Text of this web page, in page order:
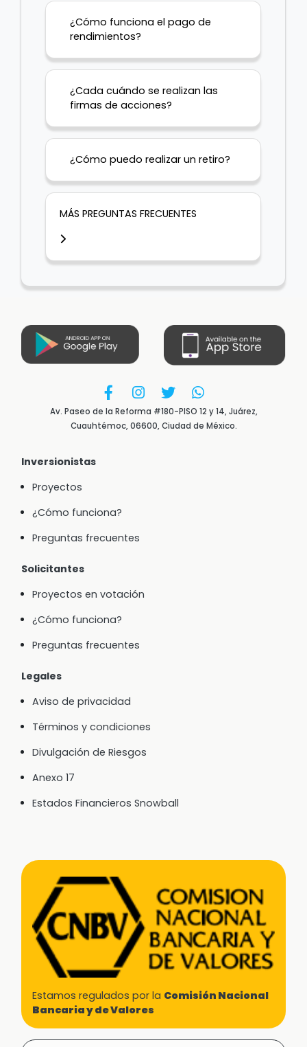
¿Cómo funciona el pago de
rendimientos?
¿Cada cuándo se realizan las
firmas de acciones?
¿Cómo puedo realizar un retiro?
MÁS PREGUNTAS FRECUENTES
Av. Paseo de la Reforma #180-PISO 12 y 14, Juárez,
Cuauhtémoc, 06600, Ciudad de México.
Inversionistas
Proyectos
¿Cómo funciona?
Preguntas frecuentes
Solicitantes
Proyectos en votación
¿Cómo funciona?
Preguntas frecuentes
Legales
Aviso de privacidad
Términos y condiciones
Divulgación de Riesgos
Anexo 17
Estados Financieros Snowball
Estamos regulados por la Comisión Nacional
Bancaria y de Valores